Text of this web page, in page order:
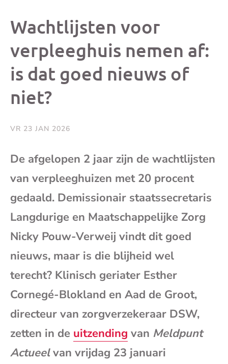
op op
bericht
op
Wachtlijsten voor
verpleeghuis nemen af:
is dat goed nieuws of
niet?
VR 23 JAN 2026
De afgelopen 2 jaar zijn de wachtlijsten
van verpleeghuizen met 20 procent
gedaald. Demissionair staatssecretaris
Langdurige en Maatschappelijke Zorg
Nicky Pouw-Verweij vindt dit goed
nieuws, maar is die blijheid wel
terecht? Klinisch geriater Esther
Cornegé-Blokland en Aad de Groot,
directeur van zorgverzekeraar DSW,
zetten in de uitzending van Meldpunt
Actueelvan vrijdag 23 januari